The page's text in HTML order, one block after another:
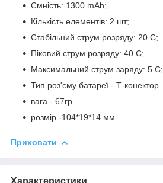
Ємність: 1300 mAh;
Кількість елементів: 2 шт;
Стабільний струм розряду: 20 С;
Піковий струм розряду: 40 С;
Максимальний струм заряду: 5 С;
Тип роз'єму батареї - Т-конектор
вага - 67гр
розмір -104*19*14 мм
Приховати
Характеристики